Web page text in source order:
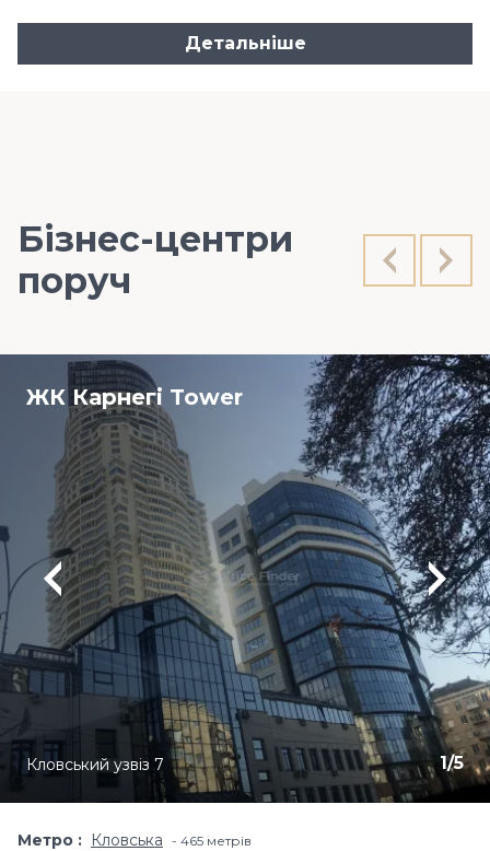
Детальніше
Бізнес-центри
поруч
ЖК Карнегі Tower
1/5
Кловський узвіз 7
Метро Кловська 465 метрів